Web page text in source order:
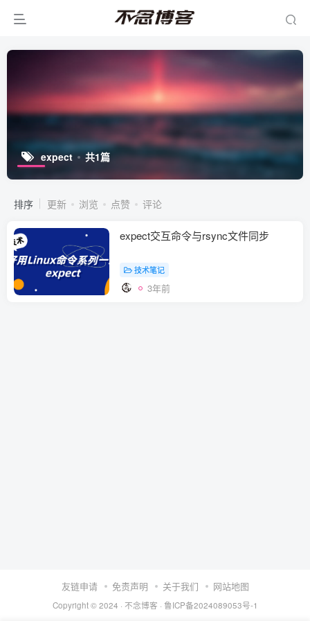
expect 共1篇
排序 更新 浏览 点赞 评论
expect交互命令与rsync文件同步
技术笔记
3年前
友链申请 免责声明 关于我们 网站地图
Copyright © 2024 · 不念博客 · 鲁ICP备2024089053号-1